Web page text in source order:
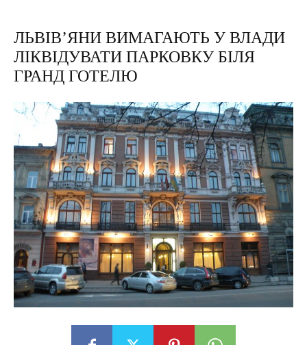
ЛЬВІВ’ЯНИ ВИМАГАЮТЬ У ВЛАДИ
ЛІКВІДУВАТИ ПАРКОВКУ БІЛЯ
ГРАНД ГОТЕЛЮ